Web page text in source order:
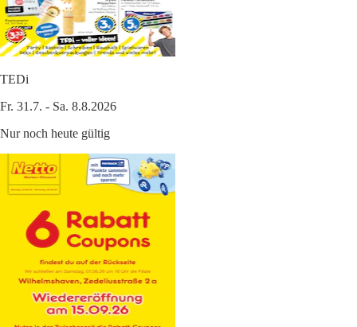
TEDi
Fr. 31.7. - Sa. 8.8.2026
Nur noch heute gültig